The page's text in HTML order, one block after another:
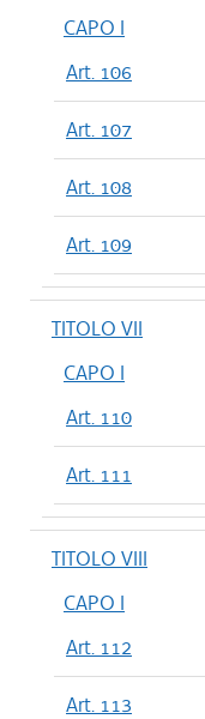
CAPO I
Art. 106
Art. 107
Art. 108
Art. 109
TITOLO VII
CAPO I
Art. 110
Art. 111
TITOLO VIII
CAPO I
Art. 112
Art. 113